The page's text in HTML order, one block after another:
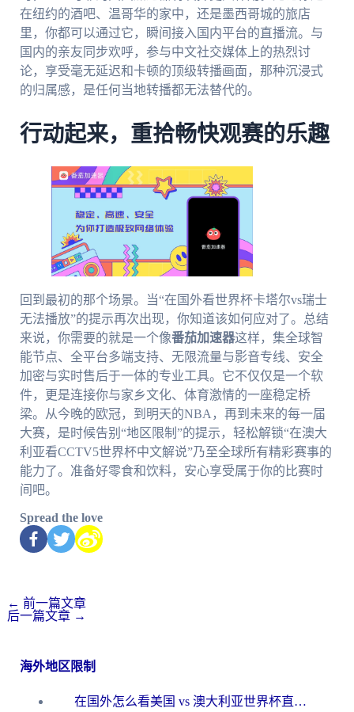
在纽约的酒吧、温哥华的家中，还是墨西哥城的旅店
里，你都可以通过它，瞬间接入国内平台的直播流。与
国内的亲友同步欢呼，参与中文社交媒体上的热烈讨
论，享受毫无延迟和卡顿的顶级转播画面，那种沉浸式
的归属感，是任何当地转播都无法替代的。
行动起来，重拾畅快观赛的乐趣
回到最初的那个场景。当“在国外看世界杯卡塔尔vs瑞士
无法播放”的提示再次出现，你知道该如何应对了。总结
来说，你需要的就是一个像番茄加速器这样，集全球智
能节点、全平台多端支持、无限流量与影音专线、安全
加密与实时售后于一体的专业工具。它不仅仅是一个软
件，更是连接你与家乡文化、体育激情的一座稳定桥
梁。从今晚的欧冠，到明天的NBA，再到未来的每一届
大赛，是时候告别“地区限制”的提示，轻松解锁“在澳大
利亚看CCTV5世界杯中文解说”乃至全球所有精彩赛事的
能力了。准备好零食和饮料，安心享受属于你的比赛时
间吧。
Spread the love
← 前一篇文章
后一篇文章 →
海外地区限制
在国外怎么看美国 vs 澳大利亚世界杯直播？海外党必藏的中文解说观赛指南